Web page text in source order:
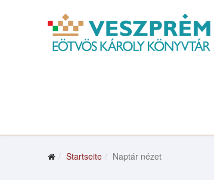
Startseite Naptár nézet